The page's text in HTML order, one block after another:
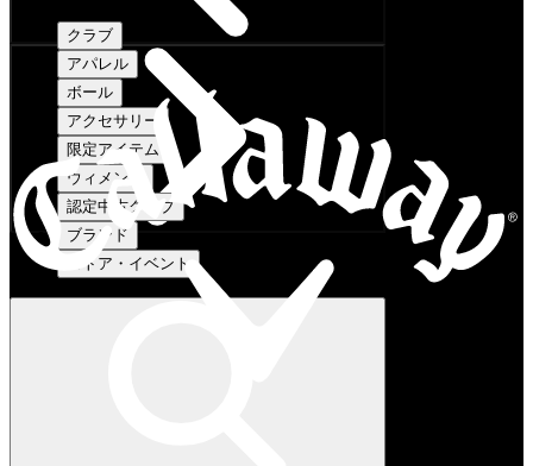
クラブ
アパレル
ボール
アクセサリー
限定アイテム
ウィメンズ
認定中古クラブ
ブランド
ストア・イベント